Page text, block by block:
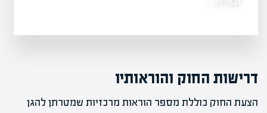
דרישות החוק והוראותיו
הצעת החוק כוללת מספר הוראות מרכזיות שמטרתן להגן